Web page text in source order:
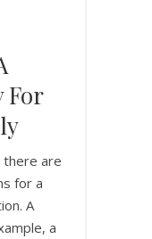
For
there are
for a
A
a